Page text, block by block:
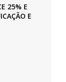
25% E
E